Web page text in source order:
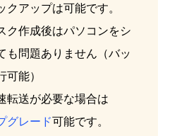
アップは可能です。
ク作成後はパソコンをシ
も問題ありません（バッ
能）
転送が必要な場合は
グレード可能です。